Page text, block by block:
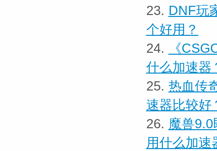
23. DNF玩
个好用？
24.
《
什么加速器
25. 热血传
速器比较好
26. 魔兽
用什么加速